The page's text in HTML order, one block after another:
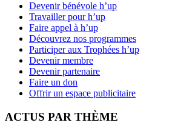
Devenir bénévole h’up
Travailler pour h’up
Faire appel à h’up
Découvrez nos programmes
Participer aux Trophées h’up
Devenir membre
Devenir partenaire
Faire un don
Offrir un espace publicitaire
ACTUS PAR THÈME